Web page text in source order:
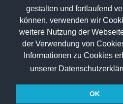
gestalten und fortlaufend
können, verwenden wir
weitere Nutzung der
der Verwendung von
Informationen zu Cookies
unserer
OK
Landkreis Marburg-
Vogelsbergkreis
SOCIAL